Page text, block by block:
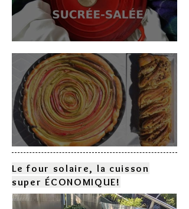
Cocotte sucrée-salée
Deux gâteaux à la rhubarbe
Le four solaire, la cuisson
super ÉCONOMIQUE!